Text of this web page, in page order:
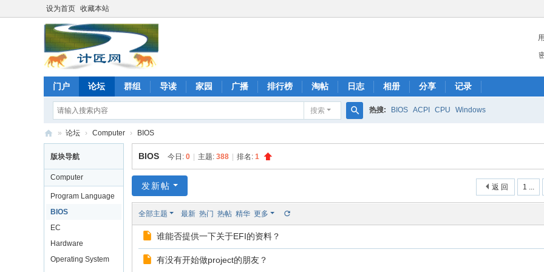
设为首页 收藏本站
门户 论坛 群组 导读 家园 广播 排行榜 淘帖 日志 相册 分享 记录
搜索
索
热搜: BIOS ACPI CPU Windows
匠
网
» 论坛 › Computer › BIOS
版块导航
Computer
Program Language
BIOS
EC
Hardware
Operating System
BIOS 今日: 0 主题: 388 排名: 1
1 ...
返 回
发新帖
全部主题 最新 热门 热帖 精华 更多
谁能否提供一下关于EFI的资料？
有没有开始做project的朋友？